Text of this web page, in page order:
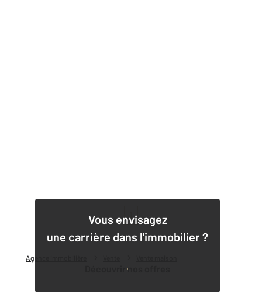
Agence immobilière
Vous envisagez
une carrière dans l'immobilier ?
Découvrir nos offres
1